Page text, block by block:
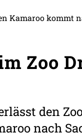
Kamaroo kommt
Zoo
den
nach